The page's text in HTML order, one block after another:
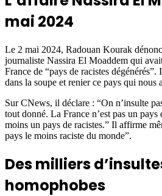
mai 2024
Le 2 mai 2024, Radouan Kourak
journaliste Nassira El Moaddem qui
France de “pays de racistes
dans la soupe et renier ce pays qui nous
Sur CNews, il déclare : “On n’insulte
tout donné. La France n’est pas un pays
moins un pays de racistes.” Il affirme
pays le moins raciste du monde”.
Des milliers
homophobes